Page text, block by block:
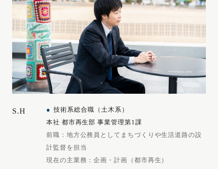
S.H
技術系総合職（土木系）
本社 都市再生部 事業管理第1課
前職：地方公務員としてまちづくりや生活道路の設
計監督を担当
現在の主業務：企画・計画（都市再生）